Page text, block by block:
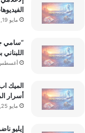
مايو 19, 2020
“سامي
اللبناني
أغسطس 29,
الميك
أسرار
مايو 25, 2020
إيليو